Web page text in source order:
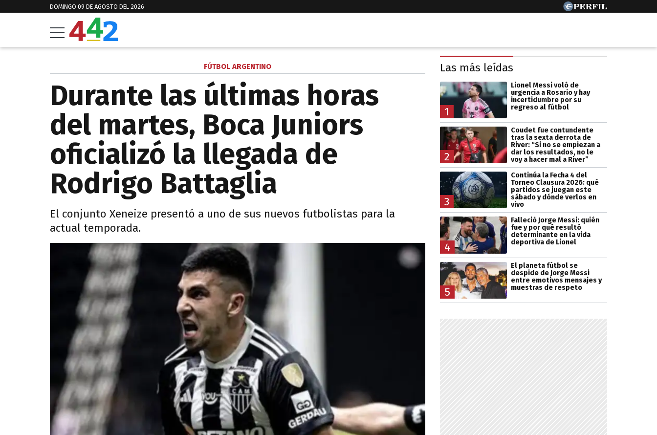
DOMINGO 09 DE AGOSTO DEL 2026
FÚTBOL ARGENTINO
Durante las últimas horas
del martes, Boca Juniors
oficializó la llegada de
Rodrigo Battaglia
El conjunto Xeneize presentó a uno de sus nuevos futbolistas para la
actual temporada.
Las más leídas
1
Lionel Messi voló de
urgencia a Rosario y hay
incertidumbre por su
regreso al fútbol
2
Coudet fue contundente
tras la sexta derrota de
River: “Si no se empiezan a
dar los resultados, no le
voy a hacer mal a River”
3
Continúa la Fecha 4 del
Torneo Clausura 2026: qué
partidos se juegan este
sábado y dónde verlos en
vivo
4
Falleció Jorge Messi: quién
fue y por qué resultó
determinante en la vida
deportiva de Lionel
5
El planeta fútbol se
despide de Jorge Messi
entre emotivos mensajes y
muestras de respeto